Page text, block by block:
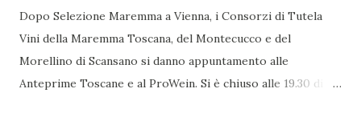
Dopo Selezione Maremma a Vienna, i Consorzi di Tutela
Vini della Maremma Toscana, del Montecucco e del
Morellino di Scansano si danno appuntamento alle
Anteprime Toscane e al ProWein. Si è chiuso alle 19.30 di